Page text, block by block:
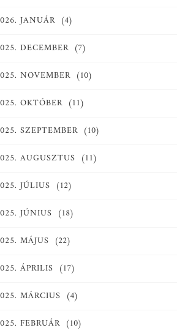
JANUÁR (4)
DECEMBER (7)
NOVEMBER (10)
OKTÓBER (11)
SZEPTEMBER (10)
AUGUSZTUS (11)
JÚLIUS (12)
JÚNIUS (18)
MÁJUS (22)
ÁPRILIS (17)
MÁRCIUS (4)
FEBRUÁR (10)